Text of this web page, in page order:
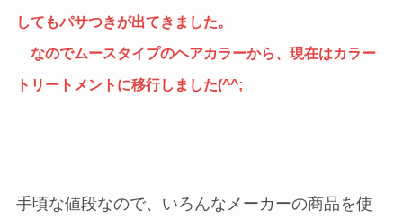
してもパサつきが出てきました。
なのでムースタイプのヘアカラーから、現在はカラー
トリートメントに移行しました(^^;
手頃な値段なので、いろんなメーカーの商品を使